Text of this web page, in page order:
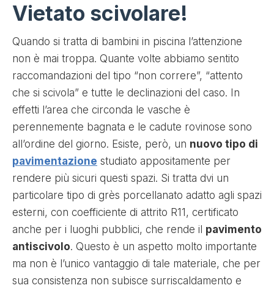
Vietato scivolare!
Quando si tratta di bambini in piscina l’attenzione
non è mai troppa. Quante volte abbiamo sentito
raccomandazioni del tipo “non correre”, “attento
che si scivola” e tutte le declinazioni del caso. In
effetti l’area che circonda le vasche è
perennemente bagnata e le cadute rovinose sono
all’ordine del giorno. Esiste, però, un nuovo tipo di
pavimentazione studiato appositamente per
rendere più sicuri questi spazi. Si tratta dvi un
particolare tipo di grès porcellanato adatto agli spazi
esterni, con coefficiente di attrito R11, certificato
anche per i luoghi pubblici, che rende il pavimento
antiscivolo. Questo è un aspetto molto importante
ma non è l’unico vantaggio di tale materiale, che per
sua consistenza non subisce surriscaldamento e